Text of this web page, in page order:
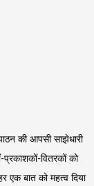
की आपसी साझेधारी
वितरकों को
एक बात को महत्व दिया